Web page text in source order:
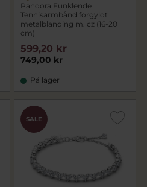
Pandora Funklende
Tennisarmbånd forgyldt
metalblanding m. cz (16-20
cm)
749,00 kr
599,20 kr
På lager
SALE